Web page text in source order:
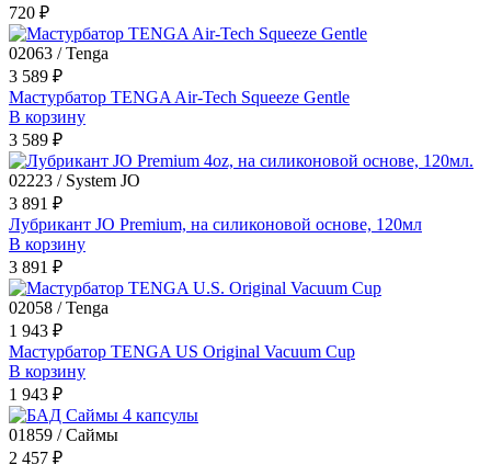
720 ₽
02063 / Tenga
3 589 ₽
Мастурбатор TENGA Air-Tech Squeeze Gentle
В корзину
3 589 ₽
02223 / System JO
3 891 ₽
Лубрикант JO Premium, на силиконовой основе, 120мл
В корзину
3 891 ₽
02058 / Tenga
1 943 ₽
Мастурбатор TENGA US Original Vacuum Cup
В корзину
1 943 ₽
01859 / Саймы
2 457 ₽